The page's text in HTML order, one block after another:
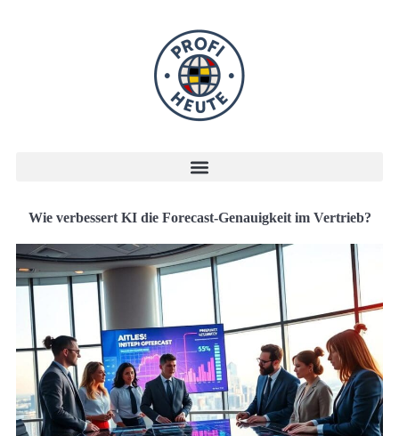
Wie verbessert KI die Forecast-Genauigkeit im Vertrieb?